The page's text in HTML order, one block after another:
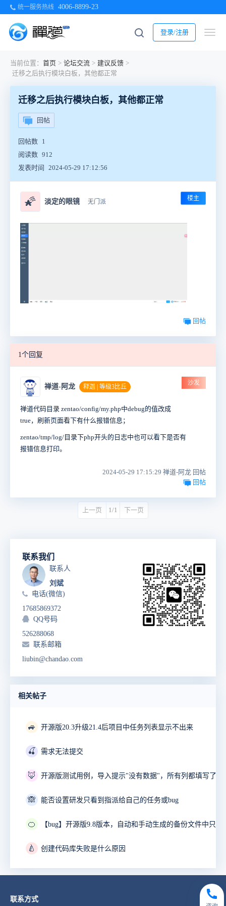
统一服务热线 4006-8899-23
登录/注册
当前位置： 首页 > 论坛交流 > 建议反馈 >
迁移之后执行模块白板，其他都正常
迁移之后执行模块白板，其他都正常
回帖
回帖数 1
阅读数 912
发表时间
2024-05-29 17:12:56
🌠 淡定的眼镜 无门派 楼主
回帖
1个回复
禅道-阿龙 释迦 | 等级3比丘
沙发
禅道代码目录 zentao/config/my.php中debug的值改成
true，刷新页面看下有什么报错信息；
zentao/tmp/log/目录下php开头的日志中也可以看下是否有
报错信息打印。
2024-05-29 17:15:29 禅道-阿龙 回帖
回帖
上一页 1/1 下一页
联系我们
联系人
刘斌
电话(微信)
17685869372
QQ号码
526288068
联系邮箱
liubin@chandao.com
相关帖子
🚙 开源版20.3升级21.4后项目中任务列表显示不出来
🍒 需求无法提交
🦊 开源版测试用例，导入提示"没有数据"，所有列都填写了。
🙈 能否设置研发只看到指派给自己的任务或bug
🍊
🍐 创建代码库失败是什么原因
联系方式